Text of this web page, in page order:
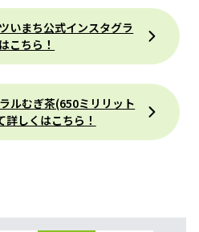
いまち公式インスタグラ
こちら！
ルむぎ茶(650ミリリット
詳しくはこちら！